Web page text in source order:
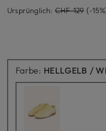
Ursprünglich: CHF 129 (-
Farbe: HELLGELB /